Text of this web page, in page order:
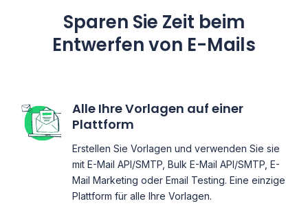
Sparen Sie Zeit beim
Entwerfen von E-Mails
Alle Ihre Vorlagen auf einer
Plattform
Erstellen Sie Vorlagen und verwenden Sie sie
mit E-Mail API/SMTP, Bulk E-Mail API/SMTP, E-
Mail Marketing oder Email Testing. Eine einzige
Plattform für alle Ihre Vorlagen.